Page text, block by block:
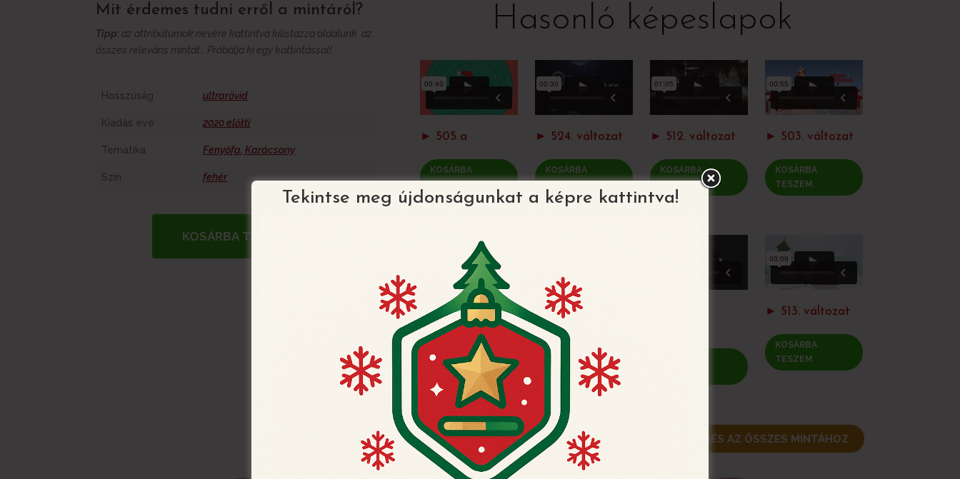
Mit érdemes tudni erről a mintáról?
Tipp: az attribútumok nevére kattintva kilistázza oldalunk az
összes releváns mintát… Próbálja ki egy kattintással!
Hosszúság ultrarövid
Kiadás éve 2020 előtti
Tematika Fenyőfa ,Karácsony
Szín fehér
KOSÁRBA TESZEM
Hasonló képeslapok
► 505 a
KOSÁRBA
► 524. változat
KOSÁRBA
► 512. változat
KOSÁRBA
► 503. változat
KOSÁRBA
TESZEM
► 523. változat
KOSÁRBA
TESZEM
► 510 a-d.
változat
KOSÁRBA
TESZEM
► 513. változat
KOSÁRBA
TESZEM
VISSZATÉRÉS AZ ÖSSZES MINTÁHOZ
Tekintse meg újdonságunkat a képre kattintva!